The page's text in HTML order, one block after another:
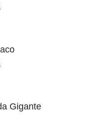
Gigante